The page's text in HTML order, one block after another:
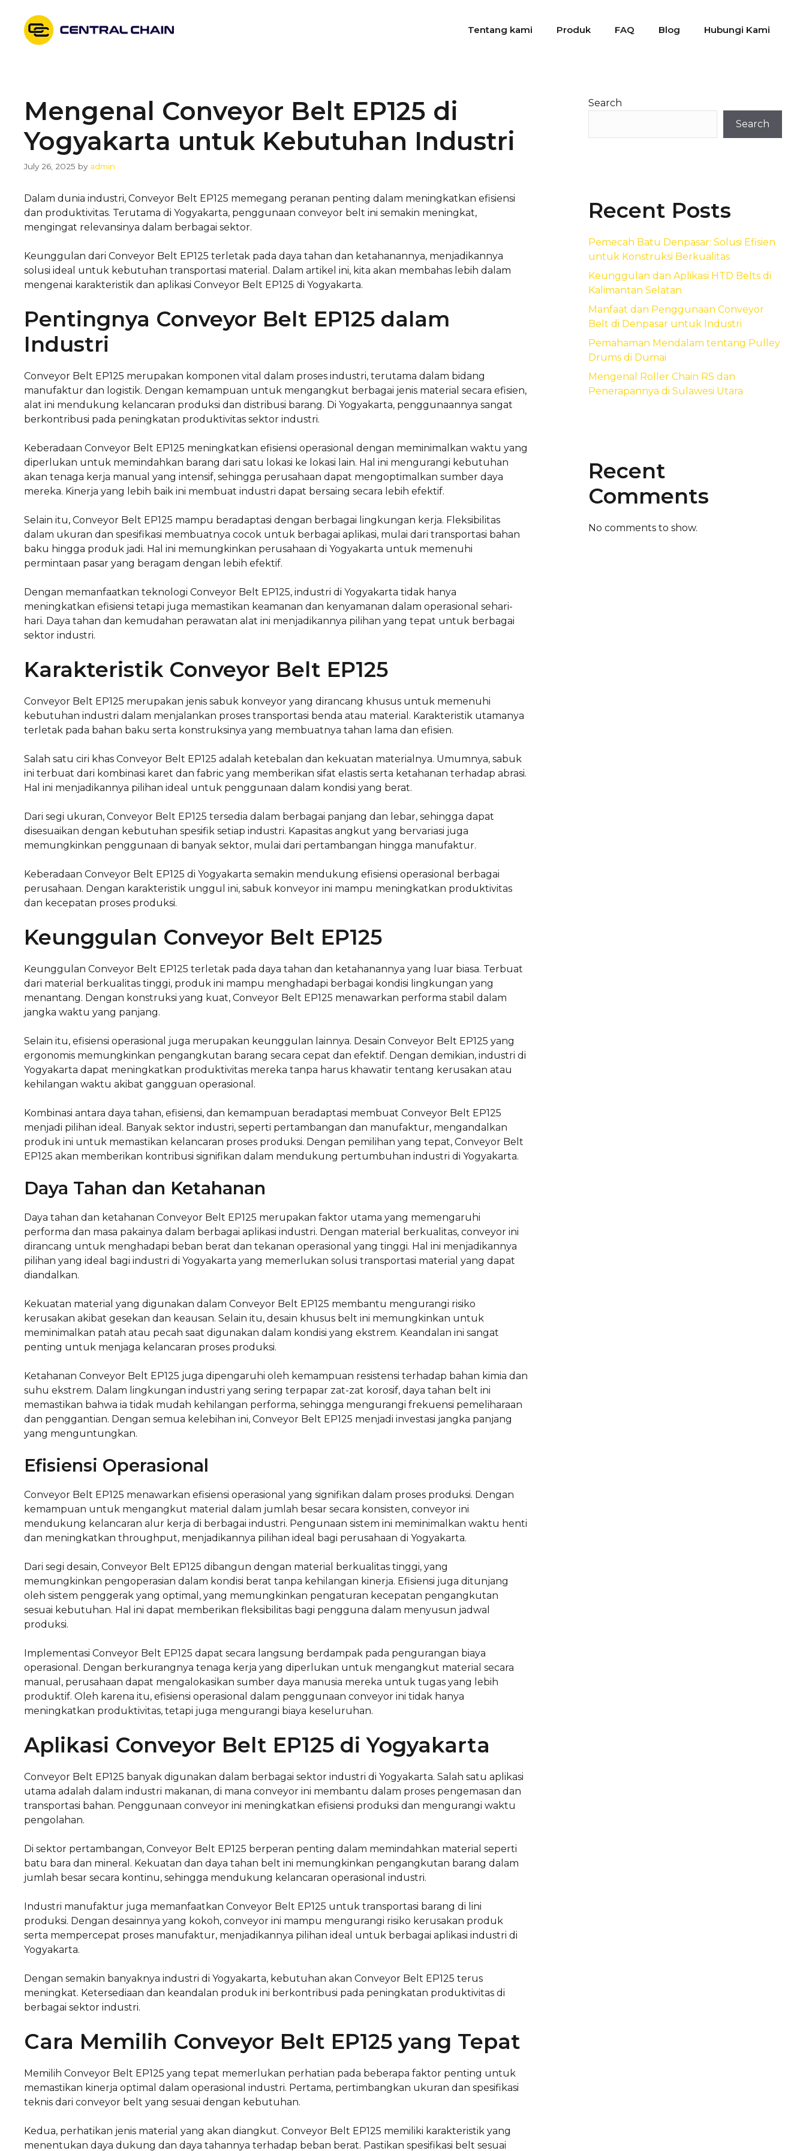
content
Tentang kami Produk FAQ Blog Hubungi Kami
Mengenal Conveyor Belt EP125 di
Yogyakarta untuk Kebutuhan Industri
July 26, 2025 by admin
Dalam dunia industri, Conveyor Belt EP125 memegang peranan penting dalam meningkatkan efisiensi
dan produktivitas. Terutama di Yogyakarta, penggunaan conveyor belt ini semakin meningkat,
mengingat relevansinya dalam berbagai sektor.
Keunggulan dari Conveyor Belt EP125 terletak pada daya tahan dan ketahanannya, menjadikannya
solusi ideal untuk kebutuhan transportasi material. Dalam artikel ini, kita akan membahas lebih dalam
mengenai karakteristik dan aplikasi Conveyor Belt EP125 di Yogyakarta.
Pentingnya Conveyor Belt EP125 dalam
Industri
Conveyor Belt EP125 merupakan komponen vital dalam proses industri, terutama dalam bidang
manufaktur dan logistik. Dengan kemampuan untuk mengangkut berbagai jenis material secara efisien,
alat ini mendukung kelancaran produksi dan distribusi barang. Di Yogyakarta, penggunaannya sangat
berkontribusi pada peningkatan produktivitas sektor industri.
Keberadaan Conveyor Belt EP125 meningkatkan efisiensi operasional dengan meminimalkan waktu yang
diperlukan untuk memindahkan barang dari satu lokasi ke lokasi lain. Hal ini mengurangi kebutuhan
akan tenaga kerja manual yang intensif, sehingga perusahaan dapat mengoptimalkan sumber daya
mereka. Kinerja yang lebih baik ini membuat industri dapat bersaing secara lebih efektif.
Selain itu, Conveyor Belt EP125 mampu beradaptasi dengan berbagai lingkungan kerja. Fleksibilitas
dalam ukuran dan spesifikasi membuatnya cocok untuk berbagai aplikasi, mulai dari transportasi bahan
baku hingga produk jadi. Hal ini memungkinkan perusahaan di Yogyakarta untuk memenuhi
permintaan pasar yang beragam dengan lebih efektif.
Dengan memanfaatkan teknologi Conveyor Belt EP125, industri di Yogyakarta tidak hanya
meningkatkan efisiensi tetapi juga memastikan keamanan dan kenyamanan dalam operasional sehari-
hari. Daya tahan dan kemudahan perawatan alat ini menjadikannya pilihan yang tepat untuk berbagai
sektor industri.
Karakteristik Conveyor Belt EP125
Conveyor Belt EP125 merupakan jenis sabuk konveyor yang dirancang khusus untuk memenuhi
kebutuhan industri dalam menjalankan proses transportasi benda atau material. Karakteristik utamanya
terletak pada bahan baku serta konstruksinya yang membuatnya tahan lama dan efisien.
Salah satu ciri khas Conveyor Belt EP125 adalah ketebalan dan kekuatan materialnya. Umumnya, sabuk
ini terbuat dari kombinasi karet dan fabric yang memberikan sifat elastis serta ketahanan terhadap abrasi.
Hal ini menjadikannya pilihan ideal untuk penggunaan dalam kondisi yang berat.
Dari segi ukuran, Conveyor Belt EP125 tersedia dalam berbagai panjang dan lebar, sehingga dapat
disesuaikan dengan kebutuhan spesifik setiap industri. Kapasitas angkut yang bervariasi juga
memungkinkan penggunaan di banyak sektor, mulai dari pertambangan hingga manufaktur.
Keberadaan Conveyor Belt EP125 di Yogyakarta semakin mendukung efisiensi operasional berbagai
perusahaan. Dengan karakteristik unggul ini, sabuk konveyor ini mampu meningkatkan produktivitas
dan kecepatan proses produksi.
Keunggulan Conveyor Belt EP125
Keunggulan Conveyor Belt EP125 terletak pada daya tahan dan ketahanannya yang luar biasa. Terbuat
dari material berkualitas tinggi, produk ini mampu menghadapi berbagai kondisi lingkungan yang
menantang. Dengan konstruksi yang kuat, Conveyor Belt EP125 menawarkan performa stabil dalam
jangka waktu yang panjang.
Selain itu, efisiensi operasional juga merupakan keunggulan lainnya. Desain Conveyor Belt EP125 yang
ergonomis memungkinkan pengangkutan barang secara cepat dan efektif. Dengan demikian, industri di
Yogyakarta dapat meningkatkan produktivitas mereka tanpa harus khawatir tentang kerusakan atau
kehilangan waktu akibat gangguan operasional.
Kombinasi antara daya tahan, efisiensi, dan kemampuan beradaptasi membuat Conveyor Belt EP125
menjadi pilihan ideal. Banyak sektor industri, seperti pertambangan dan manufaktur, mengandalkan
produk ini untuk memastikan kelancaran proses produksi. Dengan pemilihan yang tepat, Conveyor Belt
EP125 akan memberikan kontribusi signifikan dalam mendukung pertumbuhan industri di Yogyakarta.
Daya Tahan dan Ketahanan
Daya tahan dan ketahanan Conveyor Belt EP125 merupakan faktor utama yang memengaruhi
performa dan masa pakainya dalam berbagai aplikasi industri. Dengan material berkualitas, conveyor ini
dirancang untuk menghadapi beban berat dan tekanan operasional yang tinggi. Hal ini menjadikannya
pilihan yang ideal bagi industri di Yogyakarta yang memerlukan solusi transportasi material yang dapat
diandalkan.
Kekuatan material yang digunakan dalam Conveyor Belt EP125 membantu mengurangi risiko
kerusakan akibat gesekan dan keausan. Selain itu, desain khusus belt ini memungkinkan untuk
meminimalkan patah atau pecah saat digunakan dalam kondisi yang ekstrem. Keandalan ini sangat
penting untuk menjaga kelancaran proses produksi.
Ketahanan Conveyor Belt EP125 juga dipengaruhi oleh kemampuan resistensi terhadap bahan kimia dan
suhu ekstrem. Dalam lingkungan industri yang sering terpapar zat-zat korosif, daya tahan belt ini
memastikan bahwa ia tidak mudah kehilangan performa, sehingga mengurangi frekuensi pemeliharaan
dan penggantian. Dengan semua kelebihan ini, Conveyor Belt EP125 menjadi investasi jangka panjang
yang menguntungkan.
Efisiensi Operasional
Conveyor Belt EP125 menawarkan efisiensi operasional yang signifikan dalam proses produksi. Dengan
kemampuan untuk mengangkut material dalam jumlah besar secara konsisten, conveyor ini
mendukung kelancaran alur kerja di berbagai industri. Pengunaan sistem ini meminimalkan waktu henti
dan meningkatkan throughput, menjadikannya pilihan ideal bagi perusahaan di Yogyakarta.
Dari segi desain, Conveyor Belt EP125 dibangun dengan material berkualitas tinggi, yang
memungkinkan pengoperasian dalam kondisi berat tanpa kehilangan kinerja. Efisiensi juga ditunjang
oleh sistem penggerak yang optimal, yang memungkinkan pengaturan kecepatan pengangkutan
sesuai kebutuhan. Hal ini dapat memberikan fleksibilitas bagi pengguna dalam menyusun jadwal
produksi.
Implementasi Conveyor Belt EP125 dapat secara langsung berdampak pada pengurangan biaya
operasional. Dengan berkurangnya tenaga kerja yang diperlukan untuk mengangkut material secara
manual, perusahaan dapat mengalokasikan sumber daya manusia mereka untuk tugas yang lebih
produktif. Oleh karena itu, efisiensi operasional dalam penggunaan conveyor ini tidak hanya
meningkatkan produktivitas, tetapi juga mengurangi biaya keseluruhan.
Aplikasi Conveyor Belt EP125 di Yogyakarta
Conveyor Belt EP125 banyak digunakan dalam berbagai sektor industri di Yogyakarta. Salah satu aplikasi
utama adalah dalam industri makanan, di mana conveyor ini membantu dalam proses pengemasan dan
transportasi bahan. Penggunaan conveyor ini meningkatkan efisiensi produksi dan mengurangi waktu
pengolahan.
Di sektor pertambangan, Conveyor Belt EP125 berperan penting dalam memindahkan material seperti
batu bara dan mineral. Kekuatan dan daya tahan belt ini memungkinkan pengangkutan barang dalam
jumlah besar secara kontinu, sehingga mendukung kelancaran operasional industri.
Industri manufaktur juga memanfaatkan Conveyor Belt EP125 untuk transportasi barang di lini
produksi. Dengan desainnya yang kokoh, conveyor ini mampu mengurangi risiko kerusakan produk
serta mempercepat proses manufaktur, menjadikannya pilihan ideal untuk berbagai aplikasi industri di
Yogyakarta.
Dengan semakin banyaknya industri di Yogyakarta, kebutuhan akan Conveyor Belt EP125 terus
meningkat. Ketersediaan dan keandalan produk ini berkontribusi pada peningkatan produktivitas di
berbagai sektor industri.
Cara Memilih Conveyor Belt EP125 yang Tepat
Memilih Conveyor Belt EP125 yang tepat memerlukan perhatian pada beberapa faktor penting untuk
memastikan kinerja optimal dalam operasional industri. Pertama, pertimbangkan ukuran dan spesifikasi
teknis dari conveyor belt yang sesuai dengan kebutuhan.
Kedua, perhatikan jenis material yang akan diangkut. Conveyor Belt EP125 memiliki karakteristik yang
menentukan daya dukung dan daya tahannya terhadap beban berat. Pastikan spesifikasi belt sesuai
Search
Search
Recent Posts
Pemecah Batu Denpasar: Solusi Efisien
untuk Konstruksi Berkualitas
Keunggulan dan Aplikasi HTD Belts di
Kalimantan Selatan
Manfaat dan Penggunaan Conveyor
Belt di Denpasar untuk Industri
Pemahaman Mendalam tentang Pulley
Drums di Dumai
Mengenal Roller Chain RS dan
Penerapannya di Sulawesi Utara
Recent
Comments
No comments to show.